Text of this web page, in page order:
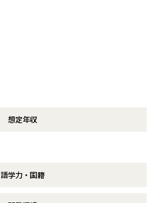
想定年収
語学力・国籍